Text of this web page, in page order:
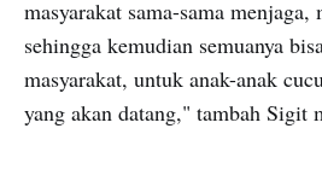
masyarakat sama-sama
sehingga kemudian semuanya
masyarakat, untuk anak-anak
yang akan datang," tambah Sigit